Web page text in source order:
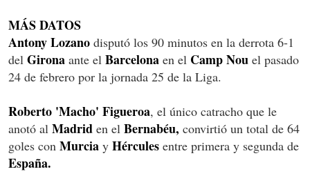
MÁS DATOS
Antony Lozano disputó los 90 minutos en la derrota 6-1
del Girona ante el Barcelona en el Camp Nou el pasado
24 de febrero por la jornada 25 de la Liga.
Roberto 'Macho' Figueroa, el único catracho que le
anotó al Madrid en el Bernabéu, convirtió un total de 64
goles con Murcia y Hércules entre primera y segunda de
España.